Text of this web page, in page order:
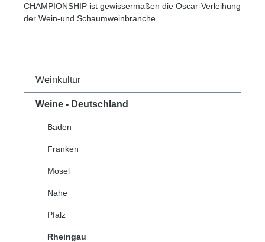
CHAMPIONSHIP ist gewissermaßen die Oscar-Verleihung
der Wein-und Schaumweinbranche.
Weinkultur
Weine - Deutschland
Baden
Franken
Mosel
Nahe
Pfalz
Rheingau